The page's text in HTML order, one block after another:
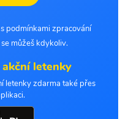
podmínkami zpracování
můžeš kdykoliv.
letenky
letenky zdarma také přes